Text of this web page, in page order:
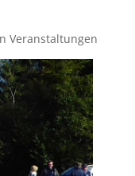
Veranstaltungen